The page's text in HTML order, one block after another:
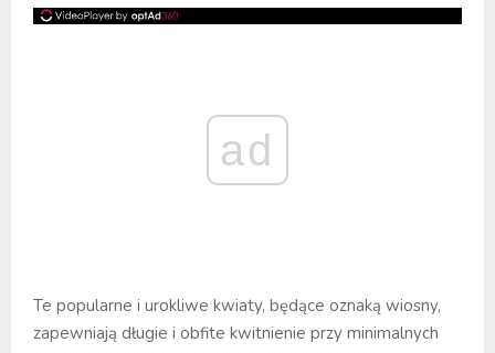
ad
Te popularne i urokliwe kwiaty, będące oznaką wiosny,
zapewniają długie i obfite kwitnienie przy minimalnych